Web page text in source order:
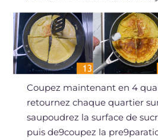
Coupez maintenant en 4
retournez chaque quartier
saupoudrez la surface de
puis de9coupez la